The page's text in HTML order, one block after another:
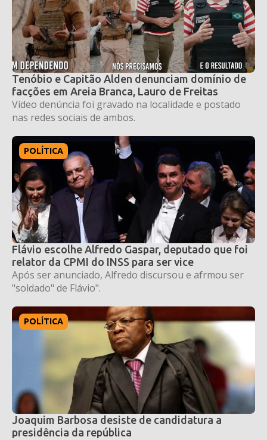
Tenóbio e Capitão Alden denunciam domínio de
facções em Areia Branca, Lauro de Freitas
Vídeo denúncia foi gravado na localidade e postado
nas redes sociais de ambos.
POLÍTICA
Flávio escolhe Alfredo Gaspar, deputado que foi
relator da CPMI do INSS para ser vice
Após ser anunciado, Alfredo discursou e afrmou ser
"soldado" de Flávio".
POLÍTICA
Joaquim Barbosa desiste de candidatura a
presidência da república